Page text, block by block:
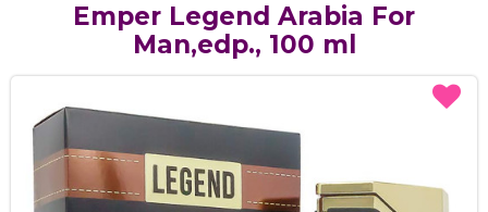
Emper Legend Arabia For
Man,edp., 100 ml